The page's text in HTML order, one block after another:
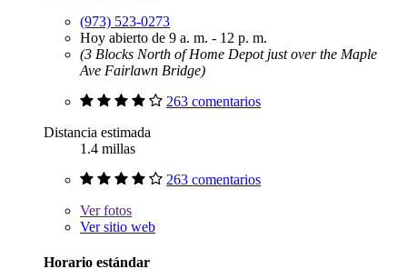
(973) 523-0273
Hoy abierto de 9 a. m. - 12 p. m.
(3 Blocks North of Home Depot just over the Maple
Ave Fairlawn Bridge)
263 comentarios
Distancia estimada
1.4 millas
263 comentarios
Verfotos
Ver sitio web
Horario estándar